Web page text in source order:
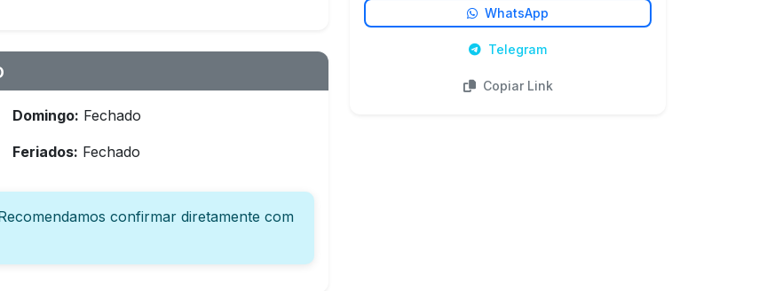
Domingo: Fechado
Feriados: Fechado
confirmar diretamente com
WhatsApp
Telegram
Copiar Link